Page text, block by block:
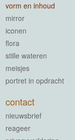
vorm en inhoud
mirror
iconen
flora
stille wateren
meisjes
portret in opdracht
contact
nieuwsbrief
reageer